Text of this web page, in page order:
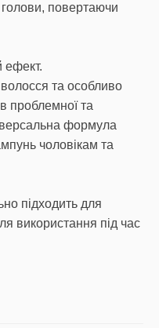
повертаючи
ефект.
волосся та особливо
проблемної та
формула
чоловікам та
підходить для
використання під час